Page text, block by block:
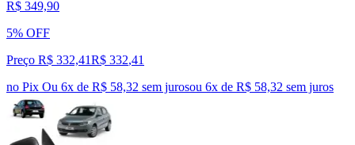
R$ 349,90
5% OFF
Preço R$ 332,41R$ 332,41
no Pix Ou 6x de R$ 58,32 sem jurosou 6x de R$ 58,32 sem juros